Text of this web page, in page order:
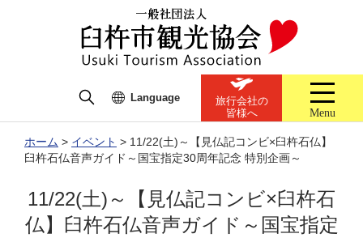
Language
旅行会社の
皆様へ
Menu
ホーム > イベント > 11/22(土)～【見仏記コンビ×臼杵石仏】
臼杵石仏音声ガイド～国宝指定30周年記念 特別企画～
11/22(土)～【見仏記コンビ×臼杵石
仏】臼杵石仏音声ガイド～国宝指定